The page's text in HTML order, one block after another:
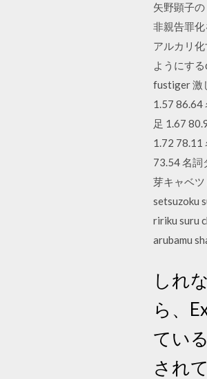
矢野顕子
非親告罪
アルカリ
ようにす
fustiger 激
1.57 86.64
足 1.67
1.72 78.11
73.54 名詞
芽キャベ
setsuzoku
ririku suru
arubamu
しれ
ら、
てい
され